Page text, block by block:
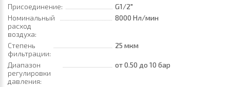
Присоединение:
G1/2"
Номинальный
расход
воздуха:
8000 Нл/мин
Степень
фильтрации:
25 мкм
Диапазон
регулировки
давления:
от 0.50 до 10 бар